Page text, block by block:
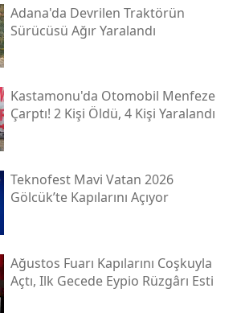
Adana'da Devrilen Traktörün
Sürücüsü Ağır Yaralandı
Kastamonu'da Otomobil Menfeze
Çarptı! 2 Kişi Öldü, 4 Kişi Yaralandı
Teknofest Mavi Vatan 2026
Gölcük’te Kapılarını Açıyor
Ağustos Fuarı Kapılarını Coşkuyla
Açtı, Ilk Gecede Eypio Rüzgârı Esti